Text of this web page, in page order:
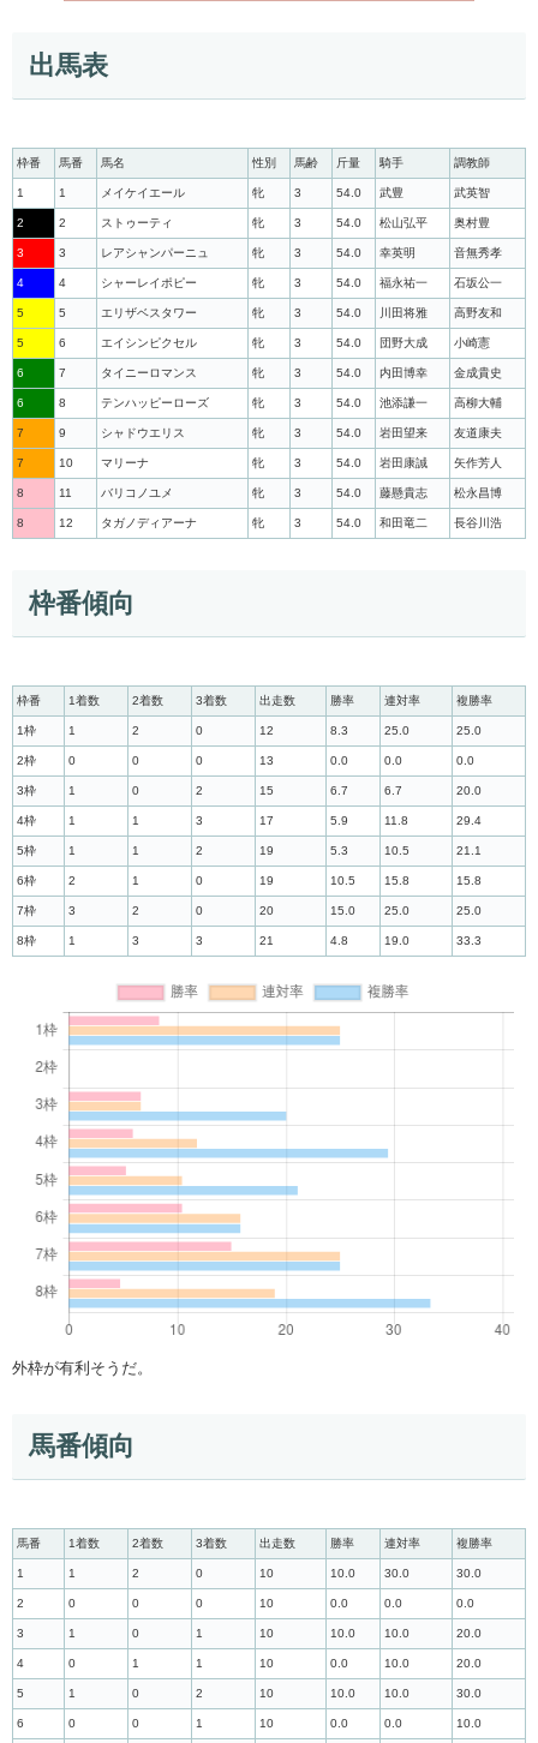
出馬表
枠番 馬番 馬名 性別 馬齢 斤量 騎手 調教師
1 1 メイケイエール 牝 3 54.0 武豊 武英智
2 2 ストゥーティ 牝 3 54.0 松山弘平 奥村豊
3 3 レアシャンパーニュ 牝 3 54.0 幸英明 音無秀孝
4 4 シャーレイポピー 牝 3 54.0 福永祐一 石坂公一
5 5 エリザベスタワー 牝 3 54.0 川田将雅 高野友和
5 6 エイシンピクセル 牝 3 54.0 団野大成 小崎憲
6 7 タイニーロマンス 牝 3 54.0 内田博幸 金成貴史
6 8 テンハッピーローズ 牝 3 54.0 池添謙一 高柳大輔
7 9 シャドウエリス 牝 3 54.0 岩田望来 友道康夫
7 10 マリーナ 牝 3 54.0 岩田康誠 矢作芳人
8 11 バリコノユメ 牝 3 54.0 藤懸貴志 松永昌博
8 12 タガノディアーナ 牝 3 54.0 和田竜二 長谷川浩
枠番傾向
枠番 1着数 2着数 3着数 出走数 勝率 連対率 複勝率
1枠 1 2 0 12 8.3 25.0 25.0
2枠 0 0 0 13 0.0 0.0 0.0
3枠 1 0 2 15 6.7 6.7 20.0
4枠 1 1 3 17 5.9 11.8 29.4
5枠 1 1 2 19 5.3 10.5 21.1
6枠 2 1 0 19 10.5 15.8 15.8
7枠 3 2 0 20 15.0 25.0 25.0
8枠 1 3 3 21 4.8 19.0 33.3
外枠が有利そうだ。
馬番傾向
馬番 1着数 2着数 3着数 出走数 勝率 連対率 複勝率
1 1 2 0 10 10.0 30.0 30.0
2 0 0 0 10 0.0 0.0 0.0
3 1 0 1 10 10.0 10.0 20.0
4 0 1 1 10 0.0 10.0 20.0
5 1 0 2 10 10.0 10.0 30.0
6 0 0 1 10 0.0 0.0 10.0